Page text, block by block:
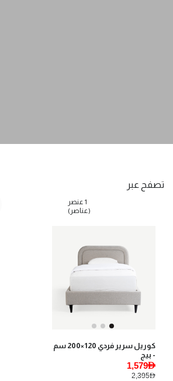
تصفح عبر
1 عنصر
(عناصر)
كوريل سرير فردي 120×200 سم
- بيج
1,579AED
2,395AED